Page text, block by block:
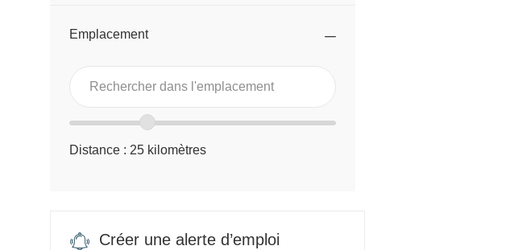
Emplacement
Rechercher
dans
l’emplacement
Rechercher
dans
l'emplacement
Curseur
de
Distance : 25 kilomètres
Créer une alerte d’emploi